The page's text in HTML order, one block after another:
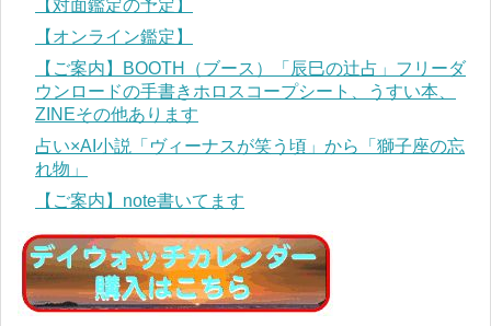
【対面鑑定の予定】
【オンライン鑑定】
【ご案内】BOOTH（ブース）「辰巳の辻占」フリーダ
ウンロードの手書きホロスコープシート、うすい本、
ZINEその他あります
占い×AI小説「ヴィーナスが笑う頃」から「獅子座の忘
れ物」
【ご案内】note書いてます